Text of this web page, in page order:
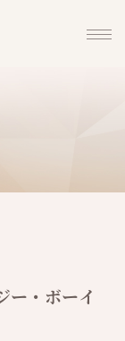
ー・ボーイ